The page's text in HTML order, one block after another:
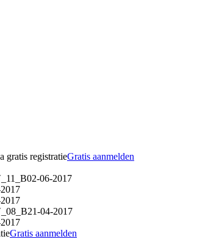
gratis registratieGratis aanmelden
02-06-2017
21-04-2017
Gratis aanmelden